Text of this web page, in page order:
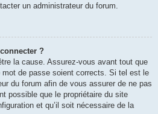
un administrateur du forum.
?
la cause. Assurez-vous avant tout que
mot de passe soient corrects. Si tel est le
du forum afin de vous assurer de ne pas
possible que le propriétaire du site
et qu’il soit nécessaire de la